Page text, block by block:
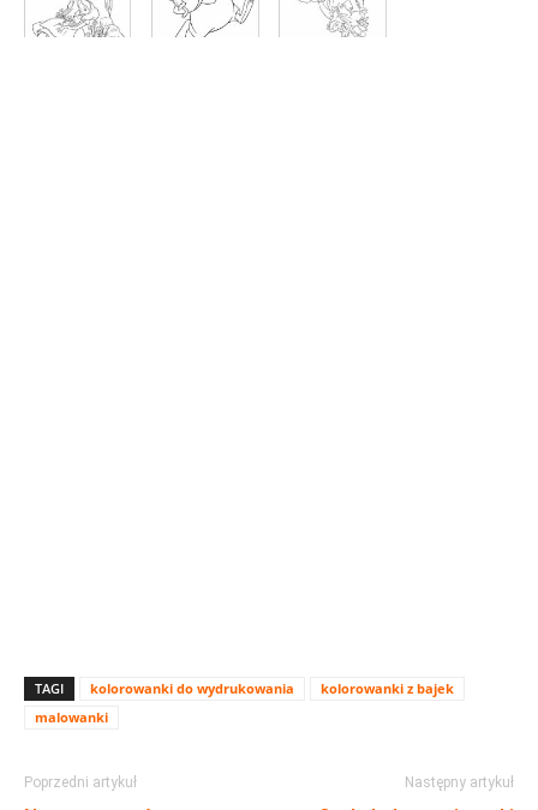
TAGI kolorowanki do wydrukowania
kolorowanki z bajek
malowanki
Poprzedni artykuł Następny artykuł